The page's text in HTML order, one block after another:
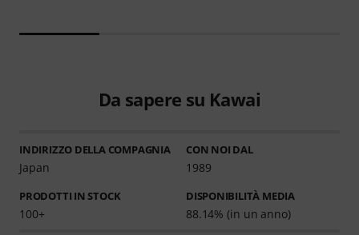
Da sapere su Kawai
INDIRIZZO DELLA COMPAGNIA
Japan
CON NOI DAL
1989
PRODOTTI IN STOCK
100+
DISPONIBILITÀ MEDIA
88.14% (in un anno)